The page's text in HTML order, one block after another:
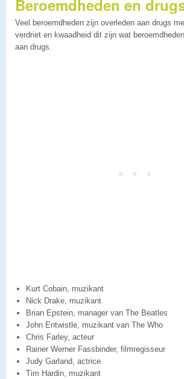
Beroemdheden en
Veel beroemdheden zijn overleden aan drugs
verdriet en kwaadheid dit zijn wat
aan drugs.
Kurt Cobain, muzikant
Nick Drake, muzikant
Brian Epstein, manager van The Beatles
John Entwistle, muzikant van The Who
Chris Farley, acteur
Rainer Werner Fassbinder, filmregisseur
Judy Garland, actrice
Tim Hardin, muzikant